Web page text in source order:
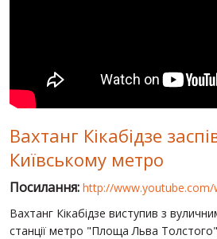
ПУБЛІЧНІ ЛЮДИ
РОСІЙСЬКО-УКРАЇНСЬКА ВІЙНА
"WINTER ON FIRE"
ХРОНОЛОГІЯ ЄВРОМАЙДАНУ
Вахтанг Кікабідзе
Київському метро
Посилання: http://www.youtube.com/
Вахтанг Кікабідзе виступив з
станції метро "Площа Льва Толстого"